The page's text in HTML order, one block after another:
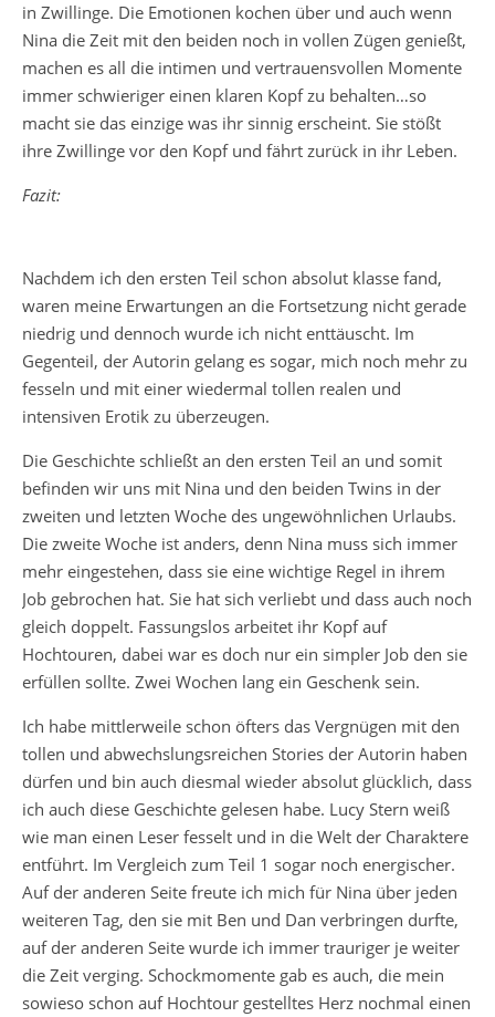
in Zwillinge. Die Emotionen kochen über und auch wenn
Nina die Zeit mit den beiden noch in vollen Zügen genießt,
machen es all die intimen und vertrauensvollen Momente
immer schwieriger einen klaren Kopf zu behalten…so
macht sie das einzige was ihr sinnig erscheint. Sie stößt
ihre Zwillinge vor den Kopf und fährt zurück in ihr Leben.
Fazit:
Nachdem ich den ersten Teil schon absolut klasse fand,
waren meine Erwartungen an die Fortsetzung nicht gerade
niedrig und dennoch wurde ich nicht enttäuscht. Im
Gegenteil, der Autorin gelang es sogar, mich noch mehr zu
fesseln und mit einer wiedermal tollen realen und
intensiven Erotik zu überzeugen.
Die Geschichte schließt an den ersten Teil an und somit
befinden wir uns mit Nina und den beiden Twins in der
zweiten und letzten Woche des ungewöhnlichen Urlaubs.
Die zweite Woche ist anders, denn Nina muss sich immer
mehr eingestehen, dass sie eine wichtige Regel in ihrem
Job gebrochen hat. Sie hat sich verliebt und dass auch noch
gleich doppelt. Fassungslos arbeitet ihr Kopf auf
Hochtouren, dabei war es doch nur ein simpler Job den sie
erfüllen sollte. Zwei Wochen lang ein Geschenk sein.
Ich habe mittlerweile schon öfters das Vergnügen mit den
tollen und abwechslungsreichen Stories der Autorin haben
dürfen und bin auch diesmal wieder absolut glücklich, dass
ich auch diese Geschichte gelesen habe. Lucy Stern weiß
wie man einen Leser fesselt und in die Welt der Charaktere
entführt. Im Vergleich zum Teil 1 sogar noch energischer.
Auf der anderen Seite freute ich mich für Nina über jeden
weiteren Tag, den sie mit Ben und Dan verbringen durfte,
auf der anderen Seite wurde ich immer trauriger je weiter
die Zeit verging. Schockmomente gab es auch, die mein
sowieso schon auf Hochtour gestelltes Herz nochmal einen